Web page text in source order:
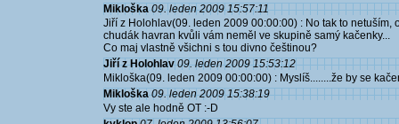
Mikloška 09. leden 2009 15:57:11
Jiří z Holohlav(09. leden 2009 00:00:00) : No tak to
chudák havran kvůli vám neměl ve skupině samý kačenky...
Co maj vlastně všichni s tou divno češtinou?
Jiří z Holohlav 09. leden 2009 15:53:12
Mikloška(09. leden 2009 00:00:00) : Myslíš........že by se
Mikloška 09. leden 2009 15:38:19
Vy ste ale hodně OT :-D